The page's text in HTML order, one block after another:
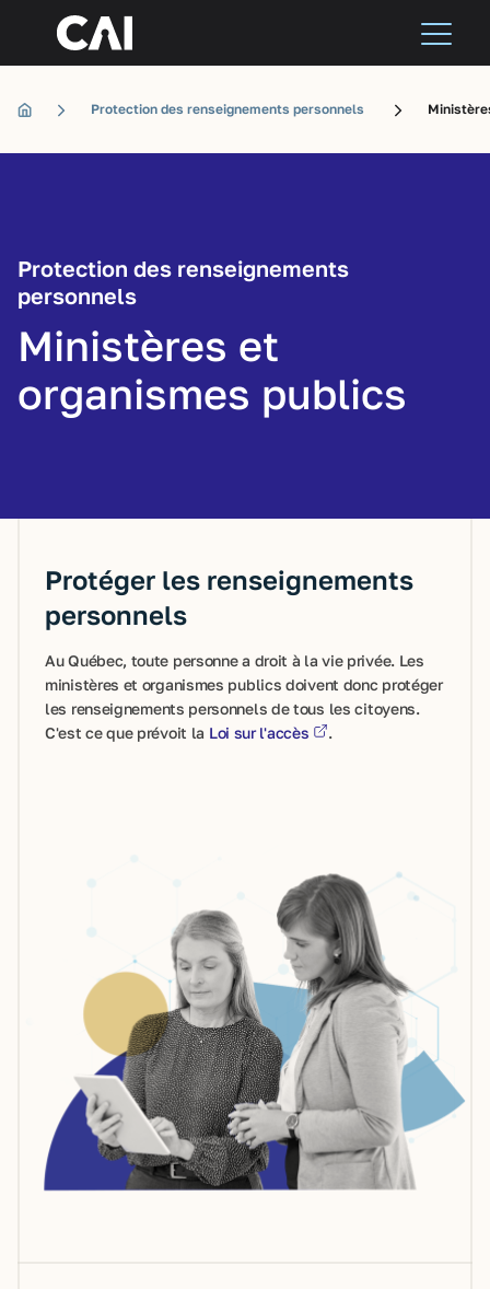
Protection des renseignements personnels
Protection des renseignements
personnels
Ministères et
organismes publics
Protéger les renseignements
personnels
Au Québec, toute personne a droit à la vie privée. Les
ministères et organismes publics doivent donc protéger
les renseignements personnels de tous les citoyens.
C'est ce que prévoit la Loi sur l'accès .